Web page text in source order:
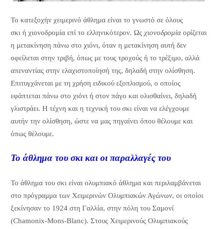
Το κατεξοχήν χειμερινό άθλημα είναι το γνωστό σε όλους
σκι ή χιονοδρομία επί το ελληνικότερον. Ως χιονοδρομία ορίζεται
η μετακίνηση πάνω στο χιόνι, όταν η μετακίνηση αυτή δεν
οφείλεται στην τριβή, όπως με τους τροχούς ή το τρέξιμο, αλλά
απεναντίας στην ελαχιστοποίησή της, δηλαδή στην ολίσθηση.
Επιτυγχάνεται με τη χρήση ειδικού εξοπλισμού, ο οποίος
εφάπτεται πάνω στο χιόνι ή στον πάγο και ολισθαίνει, δηλαδή
γλιστράει. Η τέχνη και η τεχνική του σκι είναι να ελέγχουμε
αυτήν την ολίσθηση, ώστε να μας πηγαίνει όπου θέλουμε και
όπως θέλουμε.
Το άθλημα του σκι και οι παραλλαγές του
Το άθλημα του σκι είναι ολυμπιακό άθλημα και περιλαμβάνεται
στο πρόγραμμα των Χειμερινών Ολυμπιακών Αγώνων, οι οποίοι
ξεκίνησαν το 1924 στη Γαλλία, στην πόλη του Σαμονί
(Chamonix-Mons-Blanc). Στους Χειμερινούς Ολυμπιακούς